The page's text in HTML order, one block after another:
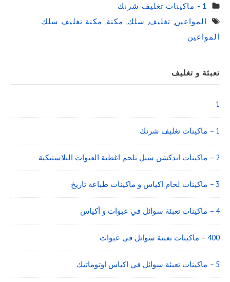
1 - ماكينات تغليف شرنك
المواعين تغليف سلك مكنة مكنة تغليف سلك
المواعين
Sidebar
Widget
Area
تعبئة و تغليف
1
1 – ماكينات تغليف شرنك
2 – ماكينات اندكشن سيل تلحم اغطية العبوات البلاستيكية
3 – ماكينات لحام اكياس و ماكينات طباعة تاريخ
4 – ماكينات تعبئة سوائل في عبوات و أكياس
400 – ماكينات تعبئة سوائل فى عبوات
5 – ماكينات تعبئة سوائل في اكياس اوتوماتيك